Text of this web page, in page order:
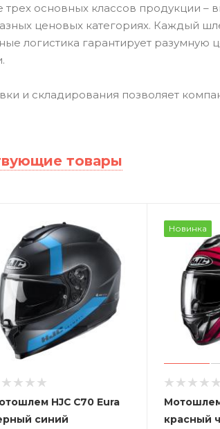
основных классов продукции
ценовых категориях. Каждый
логистика гарантирует разумную
и складирования позволяет
товары
HJC C70 Eura
синий
Новинка
Мотошлем
красный